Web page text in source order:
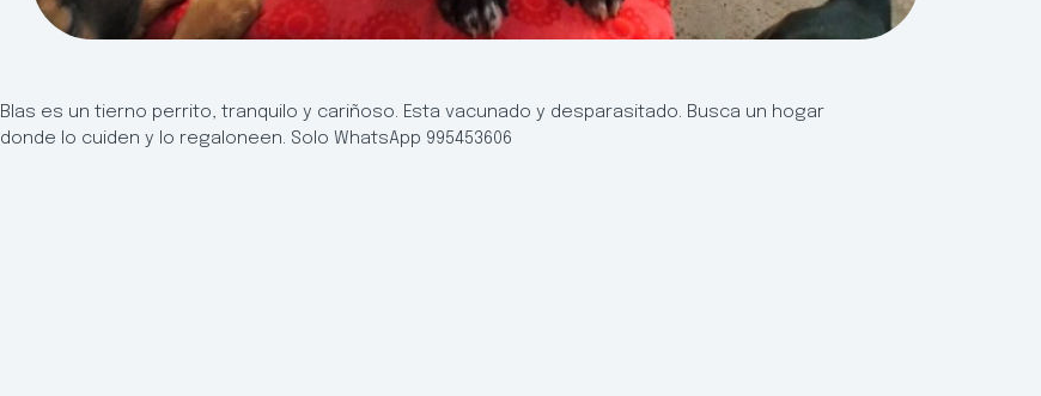
Blas es un tierno perrito, tranquilo y cariñoso. Esta vacunado y desparasitado. Busca un hogar
donde lo cuiden y lo regaloneen. Solo WhatsApp 995453606